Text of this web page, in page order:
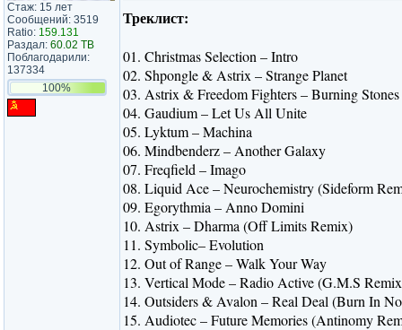
Стаж: 15 лет
Сообщений: 3519
Ratio: 159.131
Раздал: 60.02 TB
Поблагодарили:
137334
100%
Треклист:
01. Christmas Selection – Intro
02. Shpongle & Astrix – Strange Planet
03. Astrix & Freedom Fighters – Burning Stones
04. Gaudium – Let Us All Unite
05. Lyktum – Machina
06. Mindbenderz – Another Galaxy
07. Freqfield – Imago
08. Liquid Ace – Neurochemistry (Sideform
09. Egorythmia – Anno Domini
10. Astrix – Dharma (Off Limits Remix)
11. Symbolic– Evolution
12. Out of Range – Walk Your Way
13. Vertical Mode – Radio Active (G.M.S
14. Outsiders & Avalon – Real Deal (Burn In
15. Audiotec – Future Memories (Antinomy